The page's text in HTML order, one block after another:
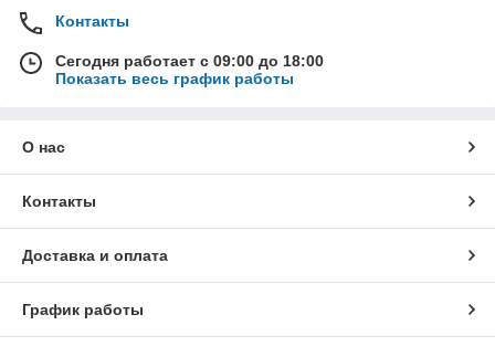
Контакты
Сегодня работает с 09:00 до 18:00
Показать весь график работы
О нас
Контакты
Доставка и оплата
График работы